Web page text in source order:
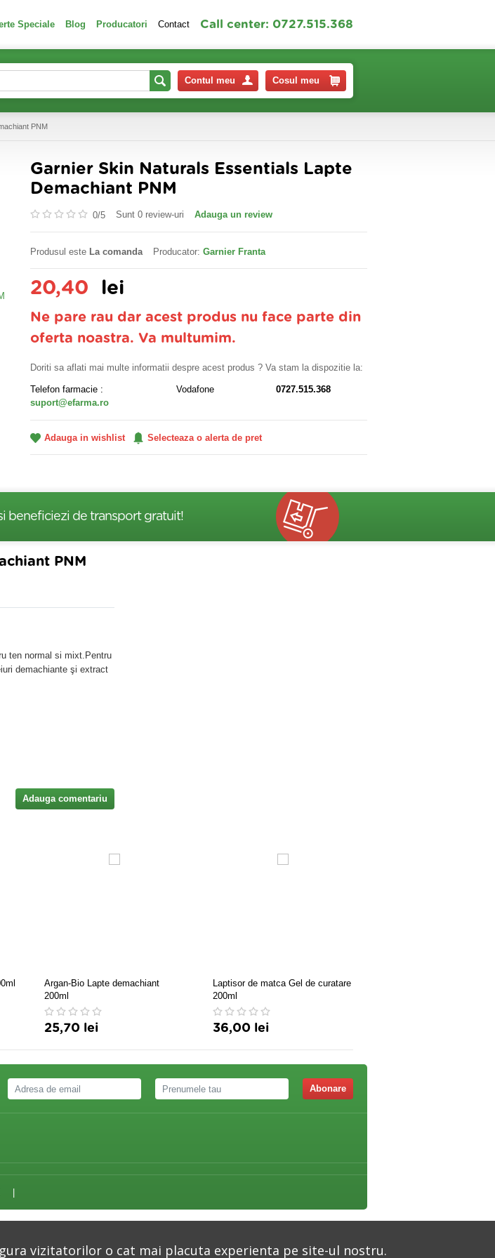
Speciale Blog Producatori Contact Call center: 0727.515.368
Contul meu Cosul meu
PNM
Garnier Skin Naturals Essentials Lapte
Demachiant PNM
0/5 Sunt 0 review-uri Adauga un review
Produsul este La comanda Producator: Garnier Franta
20,40 lei
Ne pare rau dar acest produs nu face parte din
oferta noastra. Va multumim.
Doriti sa aflati mai multe informatii despre acest produs ? Va stam la dispozitie la:
Telefon farmacie : Vodafone
0727.515.368
suport@efarma.ro
Adauga in wishlist Selecteaza o alerta de pret
beneficiezi de transport gratuit!
PNM
ten normal si mixt.Pentru
demachiante şi extract
Adauga comentariu
Argan-Bio Lapte demachiant
200ml
25,70 lei
Laptisor de matca Gel de curatare
200ml
36,00 lei
Abonare
vizitatorilor o cat mai placuta experienta pe site-ul nostru.